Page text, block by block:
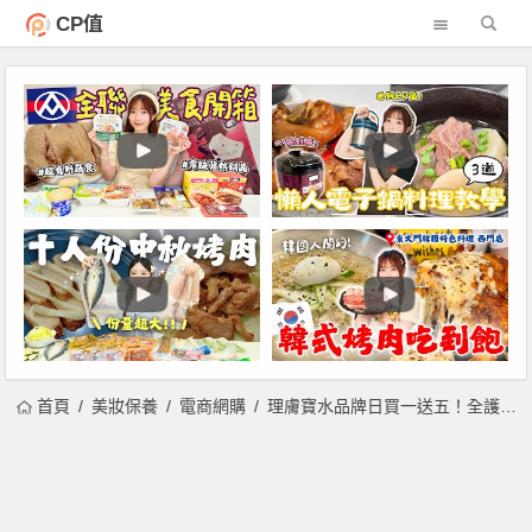
CP值
首頁 美妝保養 電商網購 理膚寶水品牌日買一送五！全護清爽防曬、多容安明星商品最低 7 折起開賣！